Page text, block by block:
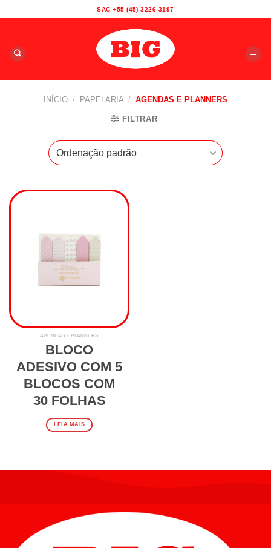
to
SAC +55 (45) 3226-3197
INÍCIO / PAPELARIA / AGENDAS E PLANNERS
FILTRAR
AGENDAS E PLANNERS
BLOCO
ADESIVO COM 5
BLOCOS COM
30 FOLHAS
LEIA MAIS